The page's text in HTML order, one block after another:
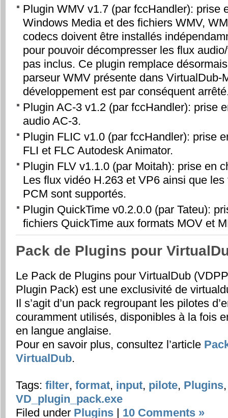
Plugin WMV v1.7 (par fccHandler): prise
Windows Media et des fichiers WMV,
codecs doivent être installés
pour pouvoir décompresser les flux
pas inclus. Ce plugin remplace
parseur WMV présente dans VirtualDub-
développement est par conséquent
Plugin AC-3 v1.2 (par fccHandler): prise
audio AC-3.
Plugin FLIC v1.0 (par fccHandler): prise
FLI et FLC Autodesk Animator.
Plugin FLV v1.1.0 (par Moitah): prise en
Les flux vidéo H.263 et VP6 ainsi que
PCM sont supportés.
Plugin QuickTime v0.2.0.0 (par Tateu):
fichiers QuickTime aux formats MOV et
Pack de Plugins pour
Le Pack de Plugins pour VirtualDub
Plugin Pack) est une exclusivité de
Il s’agit d’un pack regroupant les pilotes
couramment utilisés, disponibles à la fois
en langue anglaise.
Pour en savoir plus, consultez l’article
VirtualDub.
Tags: filter, format, input, pilote, Plugins
VD_plugin_pack.exe
Filed under Plugins | 10 Comments »